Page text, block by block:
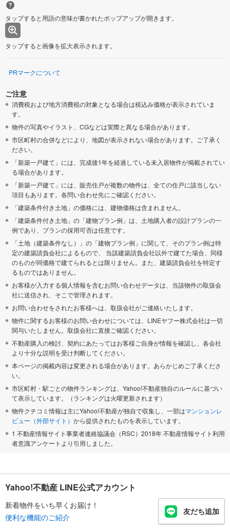
タップすると用語の意味が書かれたポップアップが開きます。
タップすると画像を拡大表示されます。
PRマークについて
ご注意
消費税および地方消費税の対象となる場合は税込み価格が表示されていま
す。
物件の写真やイラスト、CGなどは実際と異なる場合があります。
市区町村の合併などにより、地図が表示されない場合があります。ご了承く
ださい。
「新築一戸建て」には、完成後1年を経過している未入居物件が掲載されてい
る場合があります。
「新築一戸建て」には、販売住戸が複数の物件は、全ての住戸に該当しない
項目もあります。各問い合わせ先にご確認ください。
「建築条件付き土地」の価格には、建物価格は含まれません。
「建築条件付き土地」の「建物プラン例」は、土地購入者の設計プランの一
例であり、プランの採用可否は任意です。
「土地（建築条件なし）」の「建物プラン例」に関して、そのプラン例は特
定の建築請負会社によるもので、 当該建築請負会社以外で建てた場合、同様
のものが同価格で建てられるとは限りません。また、建築請負会社を特定す
るものではありません。
お客様が入力する個人情報を含むお問い合わせデータは、当該物件の取扱会
社に送信され、そこで管理されます。
お問い合わせをされたお客様へは、取扱会社がご連絡いたします。
物件に関するお客様のお問い合わせについては、LINEヤフー株式会社は一切
関与いたしません。取扱会社に直接ご確認ください。
不動産購入の検討、契約にあたってはお客様ご自身が情報を確認し、各会社
より十分な説明を受け判断してください。
本ページの掲載内容は変更される場合があります。あらかじめご了承くださ
い。
市区町村・駅ごとの物件ランキングは、Yahoo!不動産独自のルールに基づい
て表示しています。（ランキングは火曜更新されます）
物件クチコミ情報は主にYahoo!不動産が独自で収集し、一部はマンションレ
ビュー（外部サイト） から提供されたものを表示しています。
1 不動産情報サイト事業者連絡協議会（RSC）2018年 不動産情報サイト利用
者意識アンケートより引用しました。
Yahoo!不動産 LINE公式アカウント
新着物件をいち早くお届け！
便利な機能のご紹介
友だち追加